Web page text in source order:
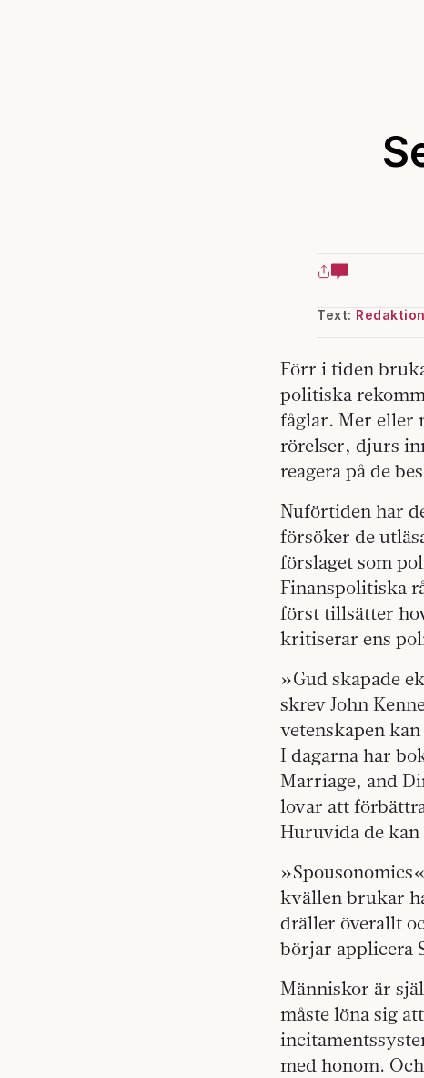
Text:
Förr i tiden
politiska
fåglar. Mer eller
rörelser, djurs
reagera på de
Nuförtiden har
försöker de
förslaget som
Finanspolitiska
först tillsätter
kritiserar ens
»Gud skapade
skrev John
vetenskapen
I dagarna har
Marriage, and
lovar att
Huruvida de
kvällen brukar
dräller överallt
börjar applicera
Människor är
måste löna sig
med honom.